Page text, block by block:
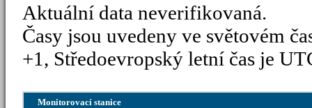
Monitorovací stanice
Aktuální data neverifikovaná.
Časy jsou uvedeny ve světovém
+1, Středoevropský letní čas je